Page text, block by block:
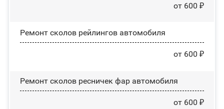
от 600 ₽
Ремонт сколов рейлингов автомобиля
от 600 ₽
Ремонт сколов ресничек фар автомобиля
от 600 ₽